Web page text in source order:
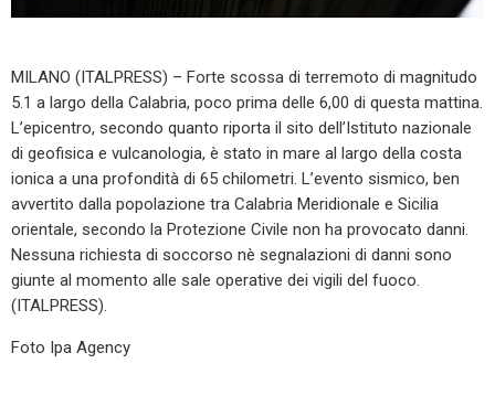
MILANO (ITALPRESS) – Forte scossa di terremoto di magnitudo
5.1 a largo della Calabria, poco prima delle 6,00 di questa mattina.
L’epicentro, secondo quanto riporta il sito dell’Istituto nazionale
di geofisica e vulcanologia, è stato in mare al largo della costa
ionica a una profondità di 65 chilometri. L’evento sismico, ben
avvertito dalla popolazione tra Calabria Meridionale e Sicilia
orientale, secondo la Protezione Civile non ha provocato danni.
Nessuna richiesta di soccorso nè segnalazioni di danni sono
giunte al momento alle sale operative dei vigili del fuoco.
(ITALPRESS).
Foto Ipa Agency